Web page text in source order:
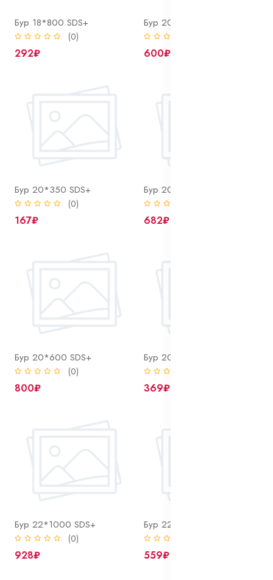
Бур 18*800 SDS+
(0)
292₽
Бур 20*310 SDS+
600₽
Бур 20*350 SDS+
(0)
167₽ 682₽
Бур 20*600 SDS+
(0)
800₽
Бур 20*800 SDS+
369₽
Бур 22*1000 SDS+
(0)
928₽
Бур 22*310 SDS+
559₽